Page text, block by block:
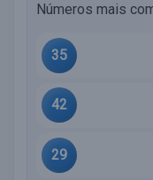
Números mais
35
42
29